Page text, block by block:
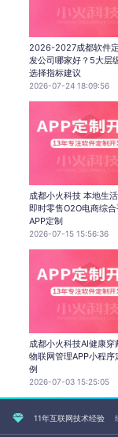
2026-2027成都软件
发公司哪家好？5大层
选择指标建议
2026-07-24 18:09:56
成都小火科技 本地生
即时零售O2O电商综合
APP定制
2026-07-15 15:56:36
成都小火科技AI健康穿
物联网管理APP小程序
例
2026-07-03 15:25:05
11年互联网技术经验